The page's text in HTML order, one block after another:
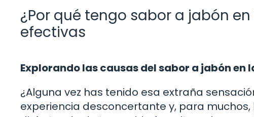
¿Por qué tengo sabor a jabón
efectivas
Explorando las causas del sabor a jabón en
¿Alguna vez has tenido esa extraña
experiencia desconcertante y, para